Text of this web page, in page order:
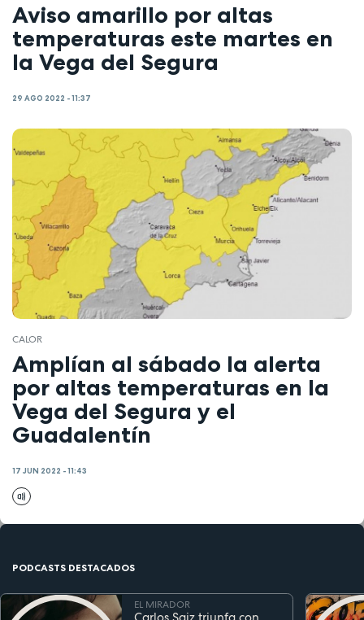
Aviso amarillo por altas
temperaturas este martes en
la Vega del Segura
29 AGO 2022 - 11:37
CALOR
Amplían al sábado la alerta
por altas temperaturas en la
Vega del Segura y el
Guadalentín
17 JUN 2022 - 11:43
PODCASTS DESTACADOS
EL MIRADOR